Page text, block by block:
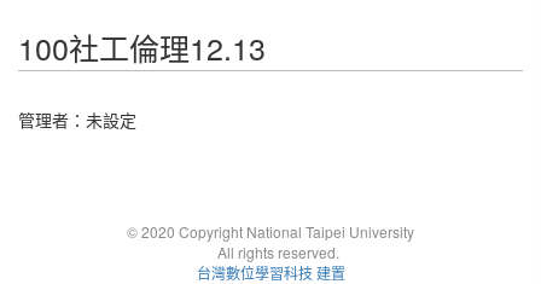
100社工倫理12.13
管理者：未設定
© 2020 Copyright National Taipei University
All rights reserved.
台灣數位學習科技 建置